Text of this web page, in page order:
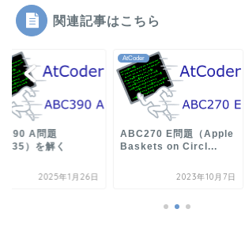
関連記事はこちら
A問題
）を解く
2025年1月26日
AtCoder
ABC270 E問題（Apple
Baskets on Circl...
2023年10月7日